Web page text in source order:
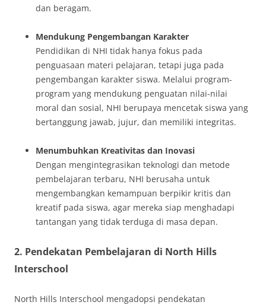
dan beragam.
Mendukung Pengembangan Karakter
Pendidikan di NHI tidak hanya fokus pada
penguasaan materi pelajaran, tetapi juga pada
pengembangan karakter siswa. Melalui program-
program yang mendukung penguatan nilai-nilai
moral dan sosial, NHI berupaya mencetak siswa yang
bertanggung jawab, jujur, dan memiliki integritas.
Menumbuhkan Kreativitas dan Inovasi
Dengan mengintegrasikan teknologi dan metode
pembelajaran terbaru, NHI berusaha untuk
mengembangkan kemampuan berpikir kritis dan
kreatif pada siswa, agar mereka siap menghadapi
tantangan yang tidak terduga di masa depan.
2. Pendekatan Pembelajaran di North Hills
Interschool
North Hills Interschool mengadopsi pendekatan